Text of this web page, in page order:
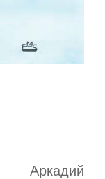
Аркадий